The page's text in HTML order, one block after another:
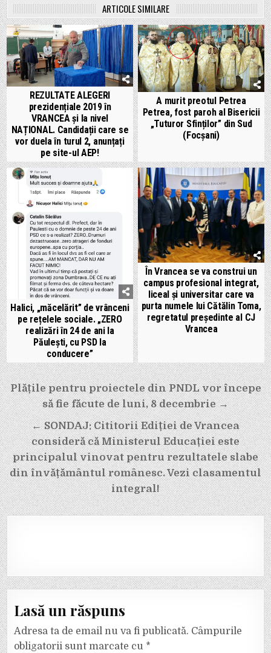
ARTICOLE SIMILARE
REZULTATE ALEGERI
prezidențiale 2019 în
VRANCEA și la nivel
NAȚIONAL. Candidații care se
vor duela în turul 2, anunțați
pe site-ul AEP!
A murit preotul Petrea
Petrea, fost paroh al Bisericii
„Tuturor Sfinților” din Sud
(Focșani)
Halici, „măcelărit” de vrânceni
pe rețelele sociale. „ZERO
realizări în 24 de ani la
Păulești, cu PSD la
conducere”
În Vrancea se va construi un
campus profesional integrat,
liceal și universitar care va
purta numele lui Cătălin Toma,
regretatul președinte al CJ
Vrancea
Navigare
în
articole
Plățile pentru proiectele din PNDL vor începe
să fie făcute de luni, 8 decembrie →
← SONDAJ: Cititorii Ediției de Vrancea
consideră că Ministerul Educației este
principalul vinovat pentru rezultatele slabe
din învățământul românesc. Vezi clasamentul
integral!
Lasă un răspuns
Adresa ta de email nu va fi publicată. Câmpurile
obligatorii sunt marcate cu *